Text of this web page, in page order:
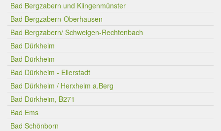
Bad Bergzabern und Klingenmünster
Bad Bergzabern-Oberhausen
Bad Bergzabern/ Schweigen-Rechtenbach
Bad Dürkheim
Bad Dürkheim
Bad Dürkheim - Ellerstadt
Bad Dürkheim / Herxheim a.Berg
Bad Dürkheim, B271
Bad Ems
Bad Schönborn